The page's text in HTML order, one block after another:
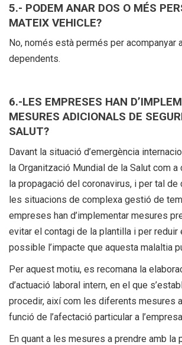
5.- PODEM ANAR DOS O MÉS
MATEIX VEHICLE?
No, només està permés per acompanyar
dependents.
6.-LES EMPRESES HAN
MESURES ADICIONALS DE
SALUT?
Davant la situació d’emergència
la Organització Mundial de la Salut com a
la propagació del coronavirus, i per tal de
les situacions de complexa gestió de
empreses han d’implementar mesures
evitar el contagi de la plantilla i per reduir
possible l’impacte que aquesta malaltia
Per aquest motiu, es recomana la
d’actuació laboral intern, en el que
procedir, així com les diferents mesures
funció de l’afectació particular a
En quant a les mesures a prendre amb la